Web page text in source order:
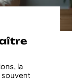
la
souvent